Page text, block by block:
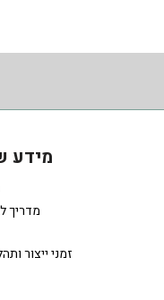
מידע
מדריך
זמני ייצור